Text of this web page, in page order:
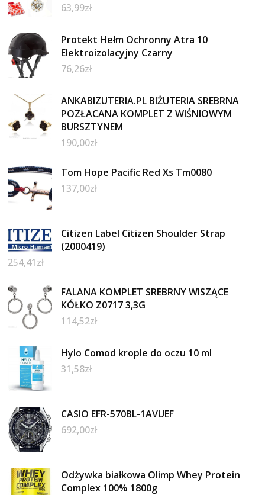
63,99zł
Protekt Hełm Ochronny Atra 10
Elektroizolacyjny Czarny
76,26zł
ANKABIZUTERIA.PL BIŻUTERIA SREBRNA
POZŁACANA KOMPLET Z WIŚNIOWYM
BURSZTYNEM
190,00zł
Tom Hope Pacific Red Xs Tm0080
137,00zł
Citizen Label Citizen Shoulder Strap
(2000419)
254,41zł
FALANA KOMPLET SREBRNY WISZĄCE
KÓŁKO Z0717 3,3G
114,52zł
Hylo Comod krople do oczu 10 ml
31,58zł
CASIO EFR-570BL-1AVUEF
692,00zł
Odżywka białkowa Olimp Whey Protein
Complex 100% 1800g